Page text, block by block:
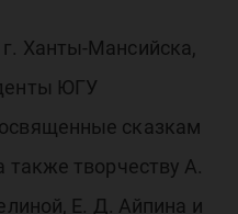
Ханты-Мансийска,
ЮГУ
сказкам
также творчеству А.
Е. Д. Айпина и